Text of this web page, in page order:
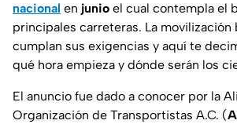
nacional en junio el cual contempla el
principales carreteras. La movilización
cumplan sus exigencias y aquí te
qué hora empieza y dónde serán los
El anuncio fue dado a conocer por la
Organización de Transportistas A.C. (